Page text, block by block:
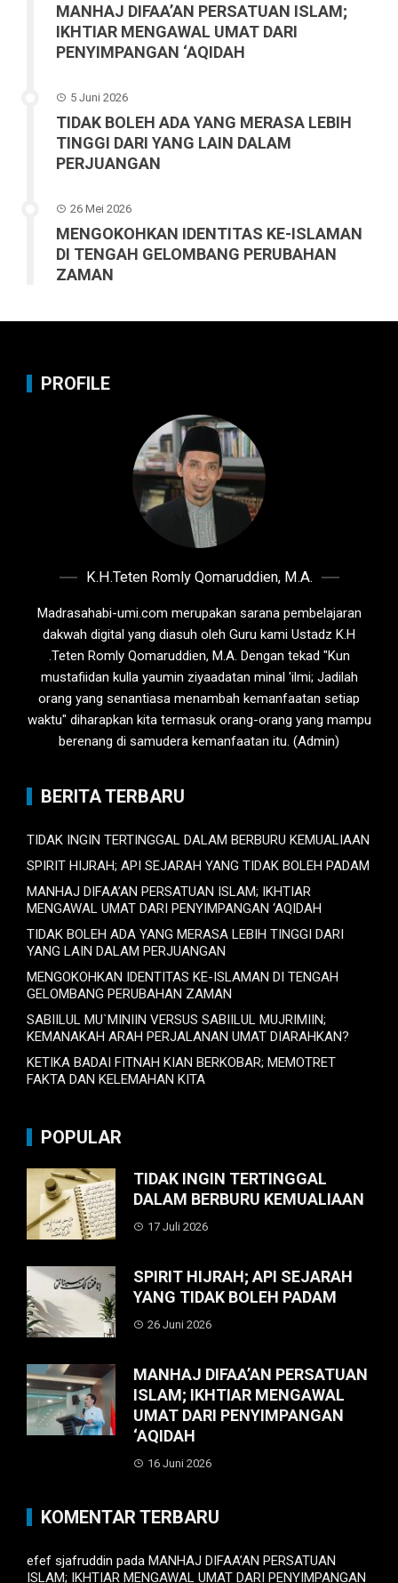
MANHAJ DIFAA’AN PERSATUAN ISLAM;
IKHTIAR MENGAWAL UMAT DARI
PENYIMPANGAN ‘AQIDAH
5 Juni 2026
TIDAK BOLEH ADA YANG MERASA LEBIH
TINGGI DARI YANG LAIN DALAM
PERJUANGAN
26 Mei 2026
MENGOKOHKAN IDENTITAS KE-ISLAMAN
DI TENGAH GELOMBANG PERUBAHAN
ZAMAN
PROFILE
K.H.Teten Romly Qomaruddien, M.A.
Madrasahabi-umi.com merupakan sarana pembelajaran
dakwah digital yang diasuh oleh Guru kami Ustadz K.H
.Teten Romly Qomaruddien, M.A. Dengan tekad "Kun
mustafiidan kulla yaumin ziyaadatan minal 'ilmi; Jadilah
orang yang senantiasa menambah kemanfaatan setiap
waktu" diharapkan kita termasuk orang-orang yang mampu
berenang di samudera kemanfaatan itu. (Admin)
BERITA TERBARU
TIDAK INGIN TERTINGGAL DALAM BERBURU KEMUALIAAN
SPIRIT HIJRAH; API SEJARAH YANG TIDAK BOLEH PADAM
MANHAJ DIFAA’AN PERSATUAN ISLAM; IKHTIAR
MENGAWAL UMAT DARI PENYIMPANGAN ‘AQIDAH
TIDAK BOLEH ADA YANG MERASA LEBIH TINGGI DARI
YANG LAIN DALAM PERJUANGAN
MENGOKOHKAN IDENTITAS KE-ISLAMAN DI TENGAH
GELOMBANG PERUBAHAN ZAMAN
SABIILUL MU`MINIIN VERSUS SABIILUL MUJRIMIIN;
KEMANAKAH ARAH PERJALANAN UMAT DIARAHKAN?
KETIKA BADAI FITNAH KIAN BERKOBAR; MEMOTRET
FAKTA DAN KELEMAHAN KITA
POPULAR
TIDAK INGIN TERTINGGAL
DALAM BERBURU KEMUALIAAN
17 Juli 2026
SPIRIT HIJRAH; API SEJARAH
YANG TIDAK BOLEH PADAM
26 Juni 2026
MANHAJ DIFAA’AN PERSATUAN
ISLAM; IKHTIAR MENGAWAL
UMAT DARI PENYIMPANGAN
‘AQIDAH
16 Juni 2026
KOMENTAR TERBARU
efef sjafruddin pada MANHAJ DIFAA’AN PERSATUAN
ISLAM; IKHTIAR MENGAWAL UMAT DARI PENYIMPANGAN